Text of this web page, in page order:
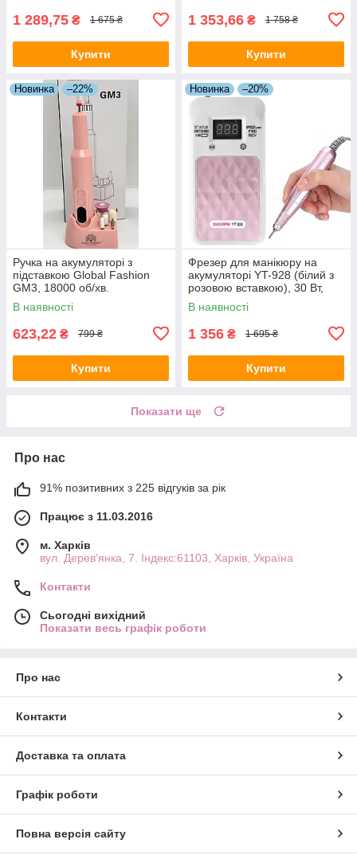
1 289,75 ₴ 1 675 ₴
Купити
1 353,66 ₴ 1 758 ₴
Купити
Новинка –22%
Ручка на акумуляторі з
підставкою Global Fashion
GM3, 18000 об/хв.
В наявності
623,22 ₴ 799 ₴
Купити
Новинка –20%
Фрезер для манікюру на
акумуляторі YT-928 (білий з
розовою вставкою), 30 Вт,
35000 об/хв.
В наявності
1 356 ₴ 1 695 ₴
Купити
Показати ще
Про нас
91% позитивних з 225 відгуків за рік
Працює з 11.03.2016
м. Харків
вул. Дерев'янка, 7. Індекс:61103, Харків, Україна
Контакти
Сьогодні вихідний
Показати весь графік роботи
Про нас
Контакти
Доставка та оплата
Графік роботи
Повна версія сайту